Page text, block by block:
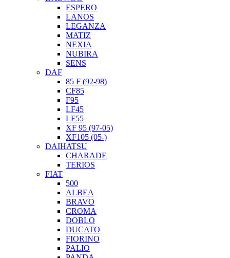
ESPERO
LANOS
LEGANZA
MATIZ
NEXIA
NUBIRA
SENS
DAF
85 F (92-98)
CF85
F95
LF45
LF55
XF 95 (97-05)
XF105 (05-)
DAIHATSU
CHARADE
TERIOS
FIAT
500
ALBEA
BRAVO
CROMA
DOBLO
DUCATO
FIORINO
PALIO